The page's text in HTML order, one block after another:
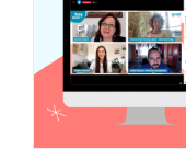
Baby
Baby